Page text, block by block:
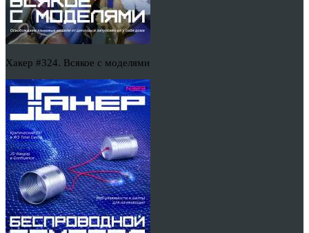
Хакер #324. Всякое с моделями